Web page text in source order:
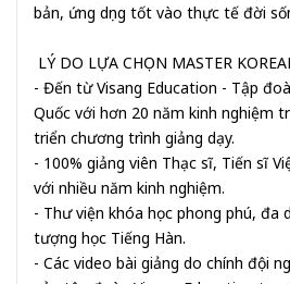
bản, ứng dụng tốt vào thực tế đời
LÝ DO LỰA CHỌN MASTER
- Đến từ Visang Education - Tập
Quốc với hơn 20 năm kinh nghiệm
triển chương trình giảng dạy.
- 100% giảng viên Thạc sĩ, Tiến sĩ
với nhiều năm kinh nghiệm.
- Thư viện khóa học phong phú, đa
tượng học Tiếng Hàn.
- Các video bài giảng do chính đội